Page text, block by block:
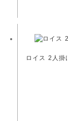
ロイス 2人掛